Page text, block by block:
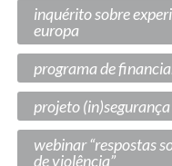
inquérito sobre
europa
programa de
projeto
webinar “respostas
de violência”